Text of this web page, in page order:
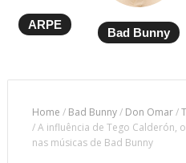
ARPE
Bad Bunny
Home / Bad Bunny/ Don Omar/
/A influência de Tego Calderón,
nas músicas de Bad Bunny